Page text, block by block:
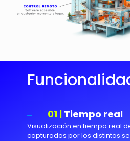
01 | Tiempo real
Visualización en tiempo real
capturados por los distintos